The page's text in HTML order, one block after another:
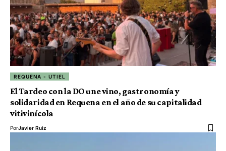
REQUENA - UTIEL
El Tardeo con la DO une vino, gastronomía y
solidaridad en Requena en el año de su capitalidad
vitivinícola
PorJavier Ruiz